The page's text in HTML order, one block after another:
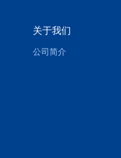
关于我们
公司简介